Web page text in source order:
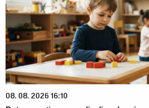
08. 08. 2026 16:10